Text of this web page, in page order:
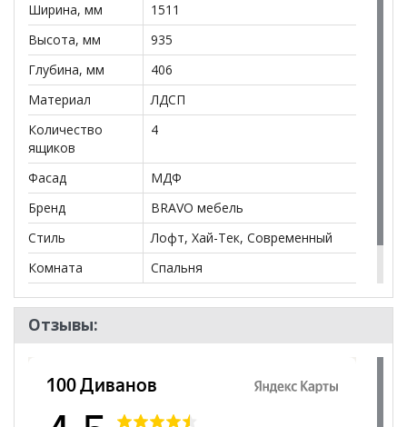
**Цены на официальном сайте
действительны только для интернет-магазина
могут отличаться от цен в розничных магазинах-
салонах сети!
Ширина, мм
1511
Высота, мм
935
Глубина, мм
406
Материал
ЛДСП
Количество
ящиков
4
Фасад
МДФ
Бренд
BRAVO мебель
Стиль
Лофт, Хай-Тек, Современный
Комната
Спальня
Пол
Отзывы: